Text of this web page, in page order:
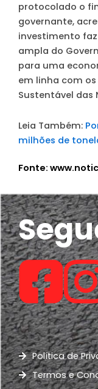
protocolado o
governante,
investimento
ampla do
para uma
em linha com
Sustentável das
Leia Também:
milhões de
Fonte:
Política de
Termos e